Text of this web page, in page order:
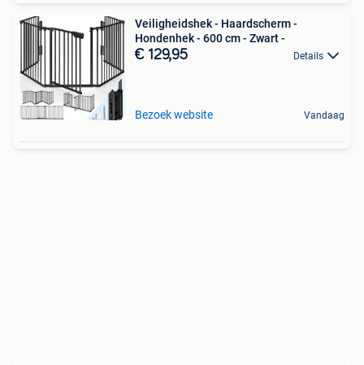
Veiligheidshek - Haardscherm -
Hondenhek - 600 cm - Zwart -
€ 129,95 Details
Bezoek website Vandaag